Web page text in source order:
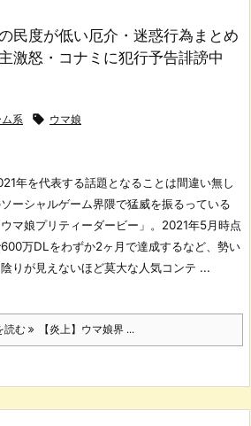
民度が低い厄介・迷惑行為まとめ
激怒・コナミに犯行予告誹謗中
系  ウマ娘
年を代表する話題となることは間違い無し
ーシャルゲーム界隈で猛威を振るっている
ウマ娘プリティーダービー」。 2021年5月時点
万DLをわずか2ヶ月で達成するなど、勢い
りが見えないほど莫大な人気コンテ ...
読む 【炎上】ウマ娘界 ...